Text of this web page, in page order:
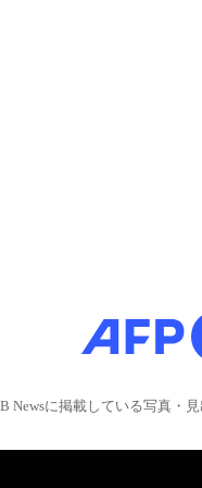
Newsに掲載している写真・